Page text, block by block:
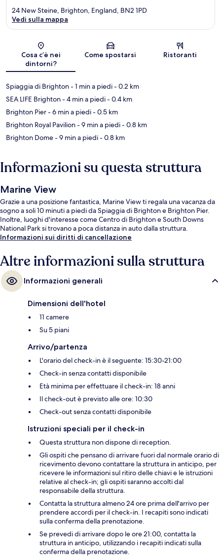
Mappa
24 New Steine, Brighton, England, BN2 1PD
Vedi sulla mappa
Cosa c’è nei
dintorni?
Come spostarsi Ristoranti
Spiaggia di Brighton- 1 min a piedi- 0.2 km
SEA LIFE Brighton- 4 min a piedi- 0.4 km
Brighton Pier- 6 min a piedi- 0.5 km
Brighton Royal Pavilion- 9 min a piedi- 0.8 km
Brighton Dome- 9 min a piedi- 0.8 km
Informazioni su questa struttura
Marine View
Grazie a una posizione fantastica, Marine View ti regala una vacanza da
sogno a soli 10 minuti a piedi da Spiaggia di Brighton e Brighton Pier.
Inoltre, luoghi d'interesse come Centro di Brighton e South Downs
National Park si trovano a poca distanza in auto dalla struttura.
Informazioni sui diritti di cancellazione
Altre informazioni sulla struttura
Informazioni generali
Dimensioni dell'hotel
11 camere
Su 5 piani
Arrivo/partenza
L'orario del check-in è il seguente: 15:30-21:00
Check-in senza contatti disponibile
Età minima per effettuare il check-in: 18 anni
Il check-out è previsto alle ore: 10:30
Check-out senza contatti disponibile
Istruzioni speciali per il check-in
Questa struttura non dispone di reception.
Gli ospiti che pensano di arrivare fuori dal normale orario di
ricevimento devono contattare la struttura in anticipo, per
ricevere le informazioni sul ritiro delle chiavi e le istruzioni
relative al check-in; gli ospiti saranno accolti dal
responsabile della struttura.
Contatta la struttura almeno 24 ore prima dell'arrivo per
prendere accordi per il check-in. I recapiti sono indicati
sulla conferma della prenotazione.
Se prevedi di arrivare dopo le ore 21:00, contatta la
struttura in anticipo, utilizzando i recapiti indicati sulla
conferma della prenotazione.